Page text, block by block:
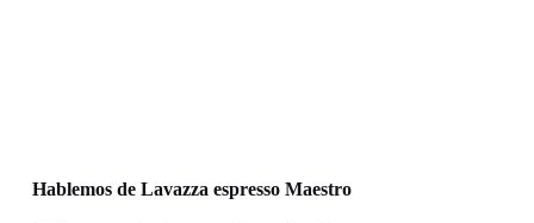
Hablemos de Lavazza espresso Maestro